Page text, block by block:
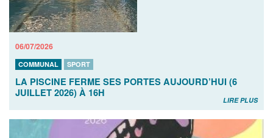
06/07/2026
COMMUNAL SPORT
LA PISCINE FERME SES PORTES AUJOURD’HUI (6
JUILLET 2026) À 16H
LIRE PLUS